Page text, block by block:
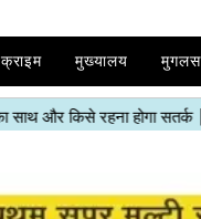
क्राइम मुख्यालय